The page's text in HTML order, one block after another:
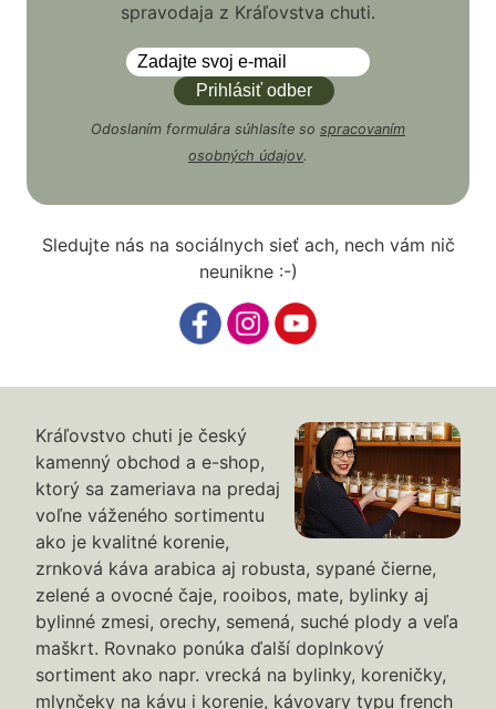
spravodaja z Kráľovstva chuti.
Odoslaním formulára súhlasíte so spracovaním
osobných údajov.
Sledujte nás na sociálnych sieť ach, nech vám nič
neunikne :-)
Kráľovstvo chuti je český
kamenný obchod a e-shop,
ktorý sa zameriava na predaj
voľne váženého sortimentu
ako je kvalitné korenie,
zrnková káva arabica aj robusta, sypané čierne,
zelené a ovocné čaje, rooibos, mate, bylinky aj
bylinné zmesi, orechy, semená, suché plody a veľa
maškrt. Rovnako ponúka ďalší doplnkový
sortiment ako napr. vrecká na bylinky, koreničky,
mlynčeky na kávu i korenie, kávovary typu french